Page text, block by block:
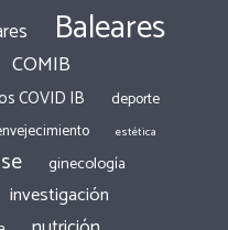
Baleares
COMIB
COVID IB
deporte
estética
ginecología
investigación